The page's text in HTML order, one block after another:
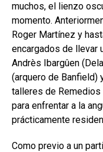
muchos, el lienzo
momento.
Roger Martínez y
encargados de llevar
Andrès Ibargûen
(arquero de Banfield)
talleres de Remedios
para enfrentar a la
prácticamente
Como previo a un